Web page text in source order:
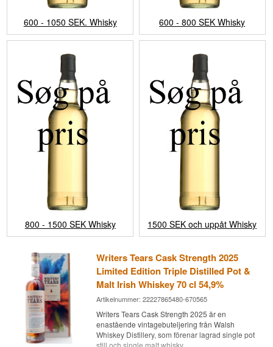
600 - 1050 SEK. Whisky 600 - 800 SEK Whisky
800 - 1500 SEK Whisky 1500 SEK och uppåt Whisky
Writers Tears Cask Strength 2025
Limited Edition Triple Distilled Pot &
Malt Irish Whiskey 70 cl 54,9%
Artikelnummer: 22227865480-670565
Writers Tears Cask Strength 2025 är en
enastående vintagebuteljering från Walsh
Whiskey Distillery, som förenar lagrad single pot